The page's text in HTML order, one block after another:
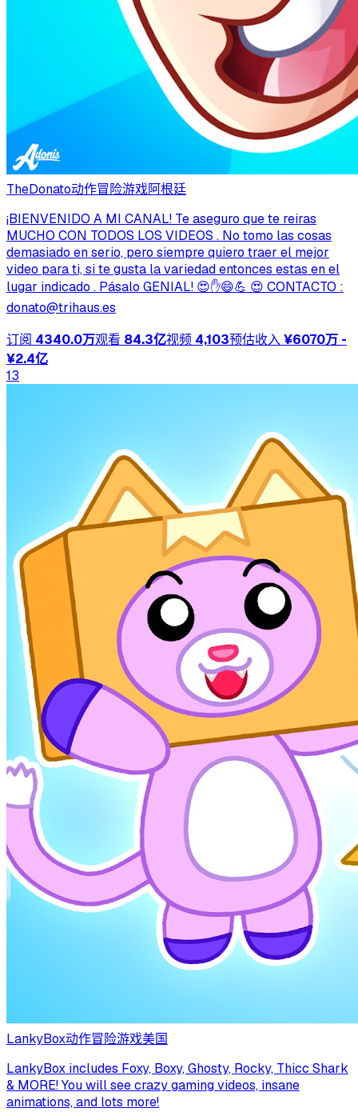
TheDonato动作冒险游戏阿根廷
¡BIENVENIDO A MI CANAL! Te aseguro que te reiras
MUCHO CON TODOS LOS VIDEOS . No tomo las cosas
demasiado en serio, pero siempre quiero traer el mejor
video para ti, si te gusta la variedad entonces estas en el
lugar indicado . Pásalo GENIAL! 😍✋😄💪 😍 CONTACTO :
donato@trihaus.es
订阅 4340.0万观看 84.3亿视频 4,103预估收入¥6070万 -
¥2.4亿
13
LankyBox动作冒险游戏美国
LankyBox includes Foxy, Boxy, Ghosty, Rocky, Thicc Shark
& MORE! You will see crazy gaming videos, insane
animations, and lots more!